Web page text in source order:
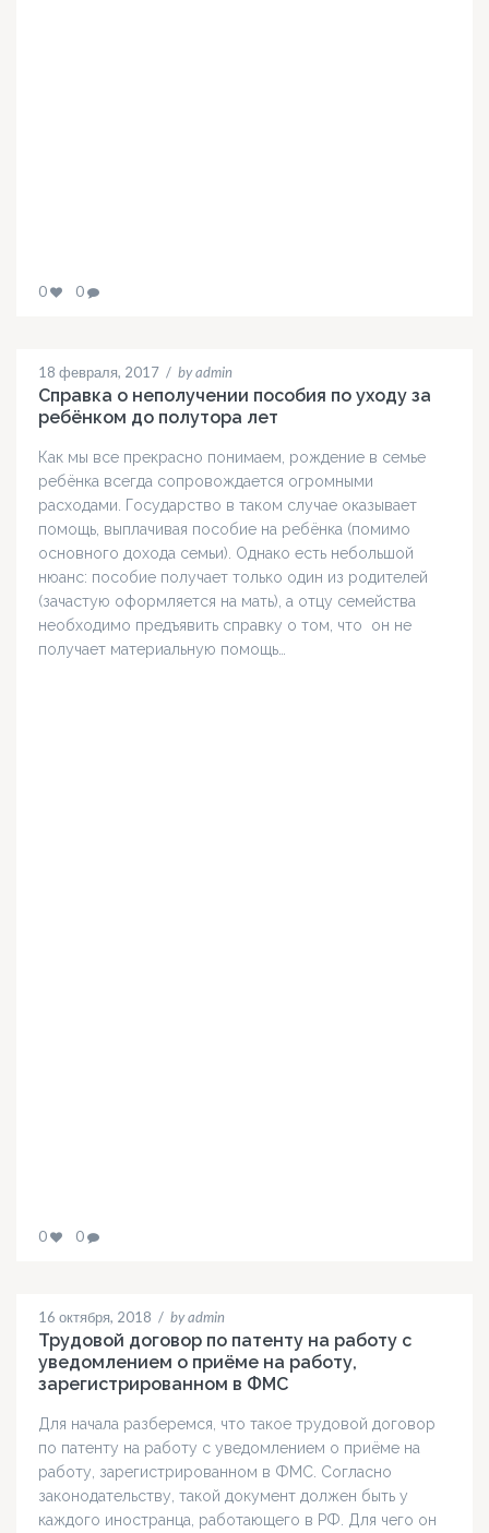
0 0
18 февраля, 2017 / by admin
Справка о неполучении пособия по уходу за
ребёнком до полутора лет
Как мы все прекрасно понимаем, рождение в семье
ребёнка всегда сопровождается огромными
расходами. Государство в таком случае оказывает
помощь, выплачивая пособие на ребёнка (помимо
основного дохода семьи). Однако есть небольшой
нюанс: пособие получает только один из родителей
(зачастую оформляется на мать), а отцу семейства
необходимо предъявить справку о том, что он не
получает материальную помощь…
0 0
16 октября, 2018 / by admin
Трудовой договор по патенту на работу с
уведомлением о приёме на работу,
зарегистрированном в ФМС
Для начала разберемся, что такое трудовой договор
по патенту на работу с уведомлением о приёме на
работу, зарегистрированном в ФМС. Согласно
законодательству, такой документ должен быть у
каждого иностранца, работающего в РФ. Для чего он